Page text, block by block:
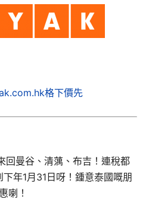
格下價先
曼谷、清蕅、布吉！連稅都
年1月31日呀！鍾意泰國嘅朋
喇！